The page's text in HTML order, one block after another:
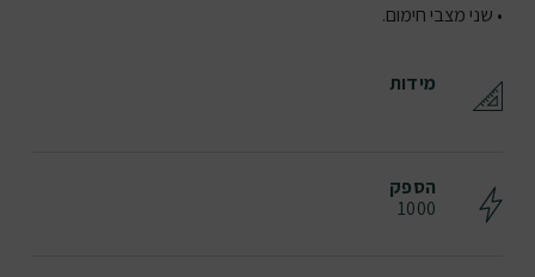
• שני מצבי חימום.
מידות
הספק
1000